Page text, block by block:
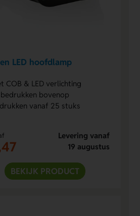
LED hoofdlamp
COB & LED verlichting
bedrukken bovenop
vanaf 25 stuks
Levering vanaf
19 augustus
BEKIJK PRODUCT